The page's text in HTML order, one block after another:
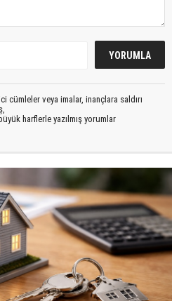
cümleler veya imalar, inançlara saldırı
harflerle yazılmış yorumlar